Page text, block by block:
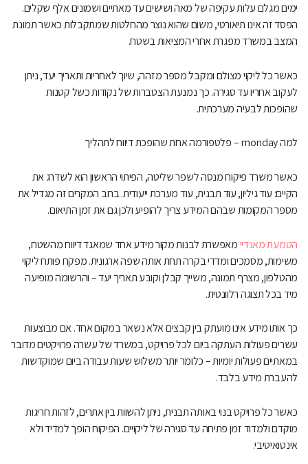
ימים מגלם עלות עקיפה של מאה ושישים עד מאתיים ושמונים אלף שקלים.
הפסד זה אינו תיאורטי, משום שהוא נוצר מהחלטות שמתקבלות כאשר תמונת
המצב במשרד מפגרת אחרי המציאות בשטח.
כאשר כל ליקוי מצולם ומקבל מספר מזהה, שיוך לאחריות ותאריך יעד, ניתן
לעקוב אחריו עד סגירה. כך נמנעת הצטברות של נקודות כשל קטנות
שהופכות לבעיה מערכתית.
למה monday – פלטפורמה אחת שהופכת דיווח לתהליך
כאשר משרד פיקוח מנסה לשפר שליטה, הפיתוי הראשון הוא לשדרג את
הקיים: עוד גיליון, עוד תבנית, עוד מערכת ייעודית. ברוב המקרים זה מגדיל את
מספר המקומות שבהם המידע צריך להופיע ולכן גם את זמן התיאום.
הטמעת מאנדיימאפשרת לבנות מקור מידע אחד שמאגד דיווח מהשטח,
משימות, מסמכים ומדדי בקרה תחת אותה שפה ארגונית. מפקח פותח ליקוי
מהטלפון, מצרף תמונה, משייך קבלן וקובע תאריך יעד – והרשומה מופיעה
מיד בכל תצוגה רלוונטית.
כך אותו מידע אינו מועתק בין קבצים אלא נשאר במקום אחד. אם מבוצעות
עשרים פעולות העתקה ביום לכל פרויקט, במשרד של עשרה פרויקטים מדובר
במאתיים פעולות יומיות – כלומר יותר משלוש שעות עבודה ביום שמוקדשות
להעברת מידע בלבד.
כאשר כל פרויקט בנוי באותה תבנית, ניתן להשוות בין אתרים, לזהות חריגות
מוקדם ולמדוד זמן פתיחה עד סגירה של ליקויים. הפיקוח הופך למדיד ולא
אינטואיטיבי.